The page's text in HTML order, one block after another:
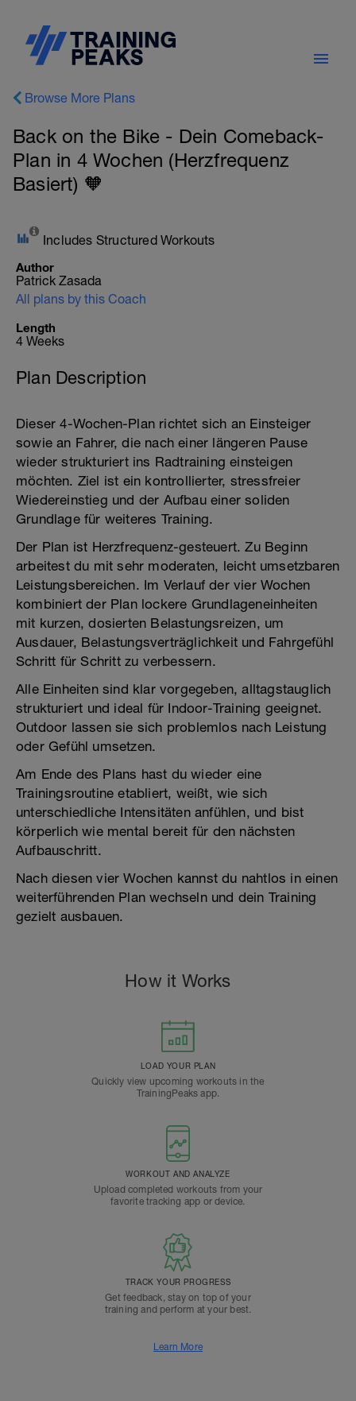
Browse More Plans
Back on the Bike - Dein Comeback-
Plan in 4 Wochen (Herzfrequenz
Basiert) 🧡
Includes Structured Workouts
Author
Patrick Zasada
All plans by this Coach
Length
4 Weeks
Plan Description
Dieser 4-Wochen-Plan richtet sich an Einsteiger
sowie an Fahrer, die nach einer längeren Pause
wieder strukturiert ins Radtraining einsteigen
möchten. Ziel ist ein kontrollierter, stressfreier
Wiedereinstieg und der Aufbau einer soliden
Grundlage für weiteres Training.
Der Plan ist Herzfrequenz-gesteuert. Zu Beginn
arbeitest du mit sehr moderaten, leicht umsetzbaren
Leistungsbereichen. Im Verlauf der vier Wochen
kombiniert der Plan lockere Grundlagen­einheiten
mit kurzen, dosierten Belastungsreizen, um
Ausdauer, Belastungsverträglichkeit und Fahrgefühl
Schritt für Schritt zu verbessern.
Alle Einheiten sind klar vorgegeben, alltagstauglich
strukturiert und ideal für Indoor-Training geeignet.
Outdoor lassen sie sich problemlos nach Leistung
oder Gefühl umsetzen.
Am Ende des Plans hast du wieder eine
Trainingsroutine etabliert, weißt, wie sich
unterschiedliche Intensitäten anfühlen, und bist
körperlich wie mental bereit für den nächsten
Aufbau­schritt.
Nach diesen vier Wochen kannst du nahtlos in einen
weiterführenden Plan wechseln und dein Training
gezielt ausbauen.
How it Works
LOAD YOUR PLAN
Quickly view upcoming workouts in the
TrainingPeaks app.
WORKOUT AND ANALYZE
Upload completed workouts from your
favorite tracking app or device.
TRACK YOUR PROGRESS
Get feedback, stay on top of your
training and perform at your best.
Learn More